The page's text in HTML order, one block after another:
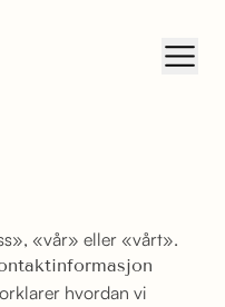
«vår» eller «vårt».
hvordan vi